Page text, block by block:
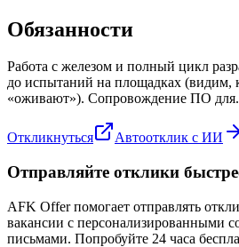
Обязанности
Работа с железом и полный цикл
до испытаний на площадках (видим,
«оживают»). Сопровождение ПО
Откликнуться Автоотклик с ИИ
Отправляйте отклики
AFK Offer помогает отправлять
вакансии с персонализированными
письмами. Попробуйте 24 часа